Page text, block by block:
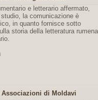
e letterario affermato,
la comunicazione è
in quanto fornisce sotto
storia della letteratura rumena
Associazioni di Moldavi